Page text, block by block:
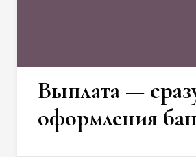
Выплата —
оформления